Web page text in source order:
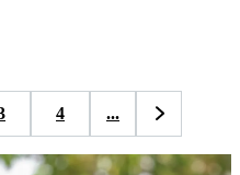
4 ...